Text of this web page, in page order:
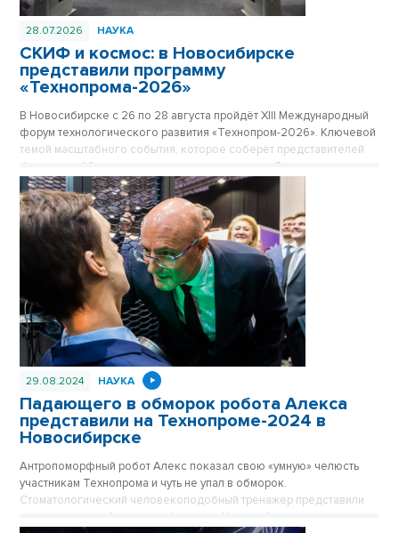
28.07.2026 НАУКА
СКИФ и космос: в Новосибирске
представили программу
«Технопрома-2026»
В Новосибирске с 26 по 28 августа пройдёт ХIII Международный
форум технологического развития «Технопром-2026». Ключевой
темой масштабного события, которое соберёт представителей
более чем 40 стран мира и десятков регионов России, станет
мегасайенс-проект «Сибирский кольцевой источник фотонов»
(СКИФ) и его роль в достижении технологического лидерства
страны.
29.08.2024 НАУКА
Падающего в обморок робота Алекса
представили на Технопроме-2024 в
Новосибирске
Антропоморфный робот Алекс показал свою «умную» челюсть
участникам Технопрома и чуть не упал в обморок.
Стоматологический человекоподобный тренажер представили
пермские разработчики на форуме в Новосибирске.